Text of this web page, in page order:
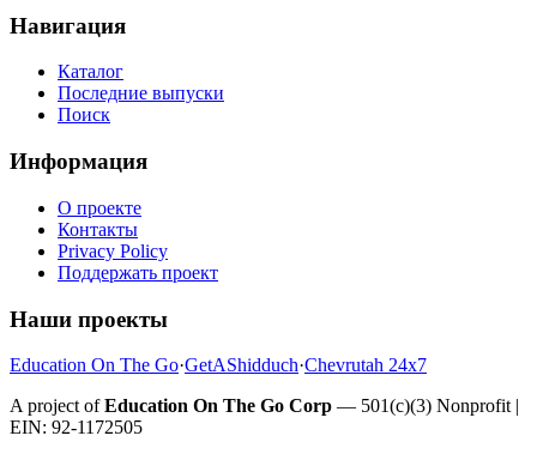
Навигация
Каталог
Последние выпуски
Поиск
Информация
О проекте
Контакты
Privacy Policy
Поддержать проект
Наши проекты
Education On The Go·GetAShidduch·Chevrutah 24x7
A project ofEducation On The Go Corp — 501(c)(3) Nonprofit |
EIN: 92-1172505